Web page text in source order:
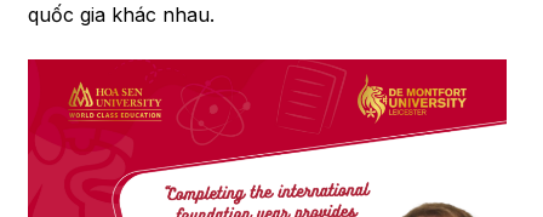
quốc gia khác nhau.